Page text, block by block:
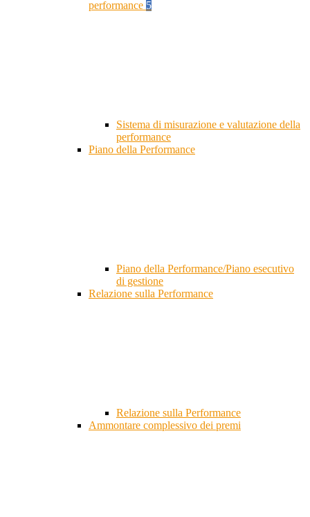
performance 5
Sistema di misurazione e valutazione della
performance
Piano della Performance
Piano della Performance/Piano esecutivo
di gestione
Relazione sulla Performance
Relazione sulla Performance
Ammontare complessivo dei premi